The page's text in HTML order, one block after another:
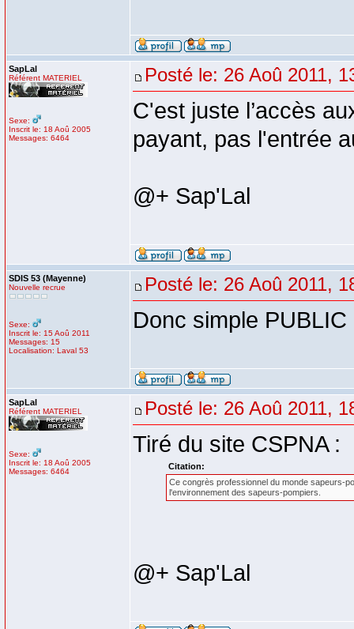
SapLal
Référent MATERIEL
Sexe:
Inscrit le: 18 Aoû 2005
Messages: 6464
Posté le: 26 Aoû 2011,
C'est juste l’accès
payant, pas l'entrée
@+ Sap'Lal
SDIS 53 (Mayenne)
Nouvelle recrue
Sexe:
Inscrit le: 15 Aoû 2011
Messages: 15
Localisation: Laval 53
Posté le: 26 Aoû 2011,
Donc simple
SapLal
Référent MATERIEL
Sexe:
Inscrit le: 18 Aoû 2005
Messages: 6464
Posté le: 26 Aoû 2011,
Tiré du site CSPNA :
Citation:
Ce congrès professionnel du monde sapeurs-
l'environnement des sapeurs-pompiers.
@+ Sap'Lal